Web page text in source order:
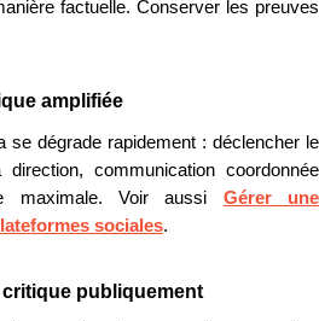
factuelle. Conserver les preuves
amplifiée
se dégrade rapidement : déclencher le
communication coordonnée
maximale. Voir aussi Gérer une
sociales.
publiquement